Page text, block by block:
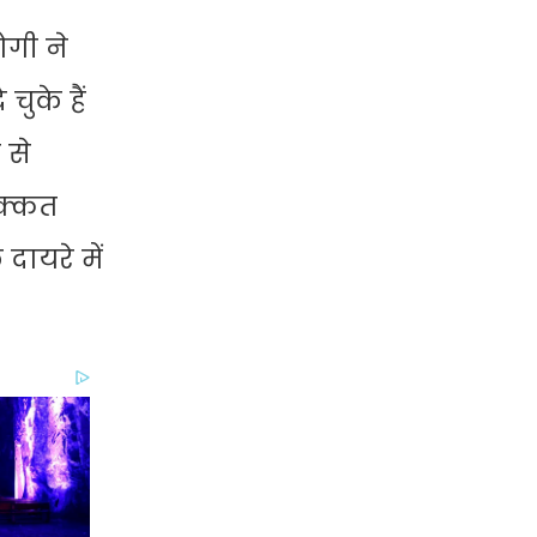
ने
चुके हैं
से
दायरे में